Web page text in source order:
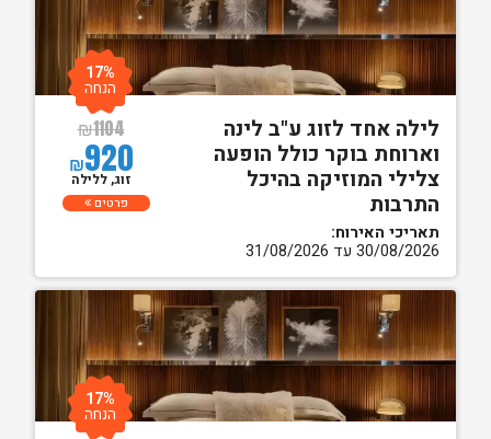
לילה אחד לזוג ע"ב לינה
וארוחת בוקר כולל הופעה
צלילי המוזיקה בהיכל
התרבות
תאריכי האירוח:
30/08/2026 עד 31/08/2026
₪1104
₪920
17%
הנחה
זוג, ללילה
פרטים
17%
הנחה